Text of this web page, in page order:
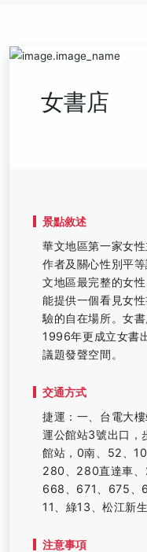
女書店
景點敘述
華文地區第一家女
作者及關心性別平
文地區最完整的女
能提供一個看見女
驗的自在場所。女
1996年更成立女書
議題發聲空間。
交通方式
捷運：一、台電大
運公館站3號出口，
館站，0南、52、
280、280直達車
668、671、675、
11、綠13、松江新生
注意事項